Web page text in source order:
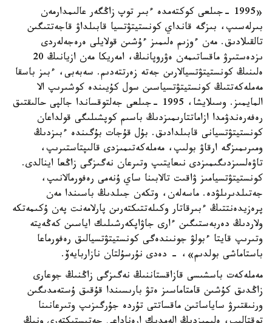
«1995 -جىلعى كوكتەمدە ءبىر توپ زاڭگەر عالىمدارمەن
بىرلەسىپ، بىزگە قانداي كونستيتۋتسيا قابىلداۋ قاجەتتىگىن
تالقىلادىق. مەن ءوزىم ەلىمىز ءۇشىن قولايلى ەرەجەلەردى
ىزدەستىرۋ ماقساتىمەن ەۋروپانىڭ، امەريكا مەن ازيانىڭ 20
ەلىنىڭ كونستيتۋتسيالارىن جەتە زەرتتەدىم. سەبەبى، ءبىز باسقا
مەملەكەتتىڭ كونستيتۋتسياسىن سول كۇيىندە كوشىرىپ الا
المايمىز. وسىلايشا، 1995 -جىلعى جەلتوقساندا جالپى حالىقتىق
رەفەرەندۋمدا ازاماتتارىمىزدىڭ باسىم كوپشىلىگى قولداعان
كونستيتۋتسيانى قابىلدادىق. بۇل قۇجات بۇگىندە ءبىزدىڭ
ومىرىمىزگە ارقاۋ بولىپ، مەملەكەتىمىزدى قالىپتاستىرىپ،
تاۋەلسىزدىگىمىزدى نىعايتىپ وتىرعان نەگىزگى زاڭعا اينالدى.
كونستيتۋتسيامىز ۋاقىت تالابىنا ساي ۇنەمى رەفورمالانىپ،
جەتىلدىرىلۋدە. ماسەلەن، وتكەن جىلدىڭ باسىندا مەن
پرەزيدەنتتىڭ ءبىرقاتار وكىلەتتىكتەرىن پارلامەنت پەن ۇكىمەتكە
ولاردىڭ دەربەستىگىن ءارى جاۋاپكەرشىلىك اياسىن كەڭەيتە
وتىرىپ قايتا ءبولۋ جونىندەگى كونستيتۋتسيالىق رەفورماعا
باستاماشى بولدىم»، - دەدى نۇرسۇلتان نازاربايەۆ.
مەملەكەت باسشىسى قازاقستاننىڭ نەگىزگى زاڭنىڭ جوعارى
زاڭدىق كۇشىن قامتاماسىز ەتۋ بارىسىندا قۇقىق ۇستەمدىگىن
ورنىقتىرۋ ساياساتىن ماقساتتى تۇردە جۇرگىزىپ وتىرعانىنا